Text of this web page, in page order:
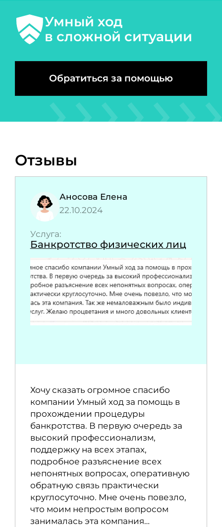
Умный ход
в сложной ситуации
Обратиться за помощью
Отзывы
Аносова Елена
22.10.2024
Услуга:
Банкротство физических лиц
Хочу сказать огромное спасибо
компании Умный ход за помощь в
прохождении процедуры
банкротства. В первую очередь за
высокий профессионализм,
поддержку на всех этапах,
подробное разъяснение всех
непонятных вопросах, оперативную
обратную связь практически
круглосуточно. Мне очень повезло,
что моим непростым вопросом
занималась эта компания…